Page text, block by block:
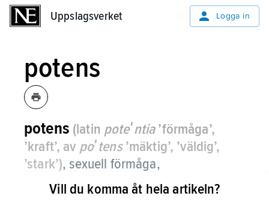
Uppslagsverket Logga in
potens
potens (latin poteʹntia’förmåga’,
’kraft’, av poʹtens’mäktig’, ’väldig’,
’stark’), sexuell förmåga,
erektionsförmåga, mannens förmåga till
samlag ( potentia coeundi); jämför
Vill du komma åt hela artikeln?